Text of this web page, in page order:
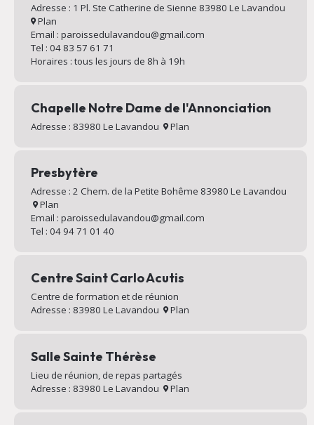
Adresse : 1 Pl. Ste Catherine de Sienne 83980 Le Lavandou
Plan
Email : paroissedulavandou@gmail.com
Tel : 04 83 57 61 71
Horaires : tous les jours de 8h à 19h
Chapelle Notre Dame de l'Annonciation
Adresse : 83980 Le Lavandou Plan
Presbytère
Adresse : 2 Chem. de la Petite Bohême 83980 Le Lavandou
Plan
Email : paroissedulavandou@gmail.com
Tel : 04 94 71 01 40
Centre Saint Carlo Acutis
Centre de formation et de réunion
Adresse : 83980 Le Lavandou
Plan
Salle Sainte Thérèse
Lieu de réunion, de repas partagés
Adresse : 83980 Le Lavandou
Plan